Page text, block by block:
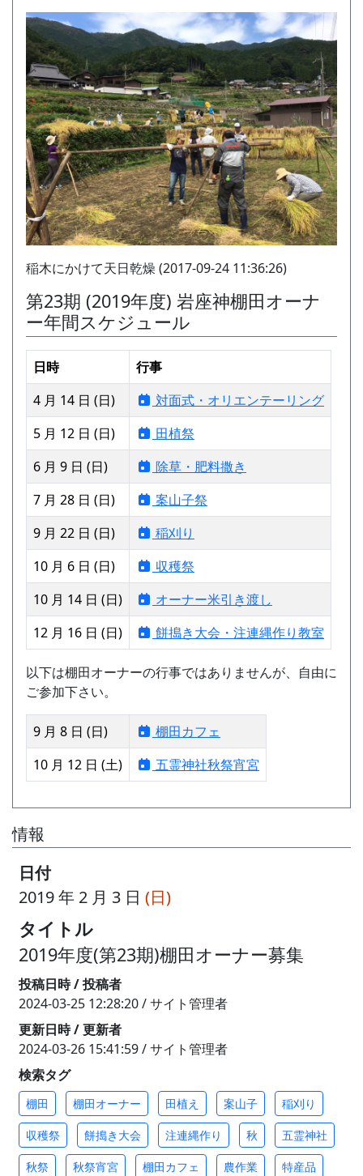
稲木にかけて天日乾燥 (2017-09-24 11:36:26)
第23期 (2019年度) 岩座神棚田オーナ
ー年間スケジュール
日時
行事
4 月 14 日 (日)
対面式・オリエンテーリング
5 月 12 日 (日)
田植祭
6 月 9 日 (日)
除草・肥料撒き
7 月 28 日 (日)
案山子祭
9 月 22 日 (日)
稲刈り
10 月 6 日 (日)
収穫祭
10 月 14 日 (日)
オーナー米引き渡し
12 月 16 日 (日)
餅搗き大会・注連縄作り教室
以下は棚田オーナーの行事ではありませんが、自由に
ご参加下さい。
9 月 8 日 (日)
棚田カフェ
10 月 12 日 (土)
五霊神社秋祭宵宮
情報
日付
2019 年 2 月 3 日 (日)
タイトル
2019年度(第23期)棚田オーナー募集
投稿日時 / 投稿者
2024-03-25 12:28:20 / サイト管理者
更新日時 / 更新者
2024-03-26 15:41:59 / サイト管理者
検索タグ
棚田 棚田オーナー 田植え 案山子 稲刈り
収穫祭 餅搗き大会 注連縄作り 秋 五霊神社
秋祭 秋祭宵宮 棚田カフェ 農作業 特産品